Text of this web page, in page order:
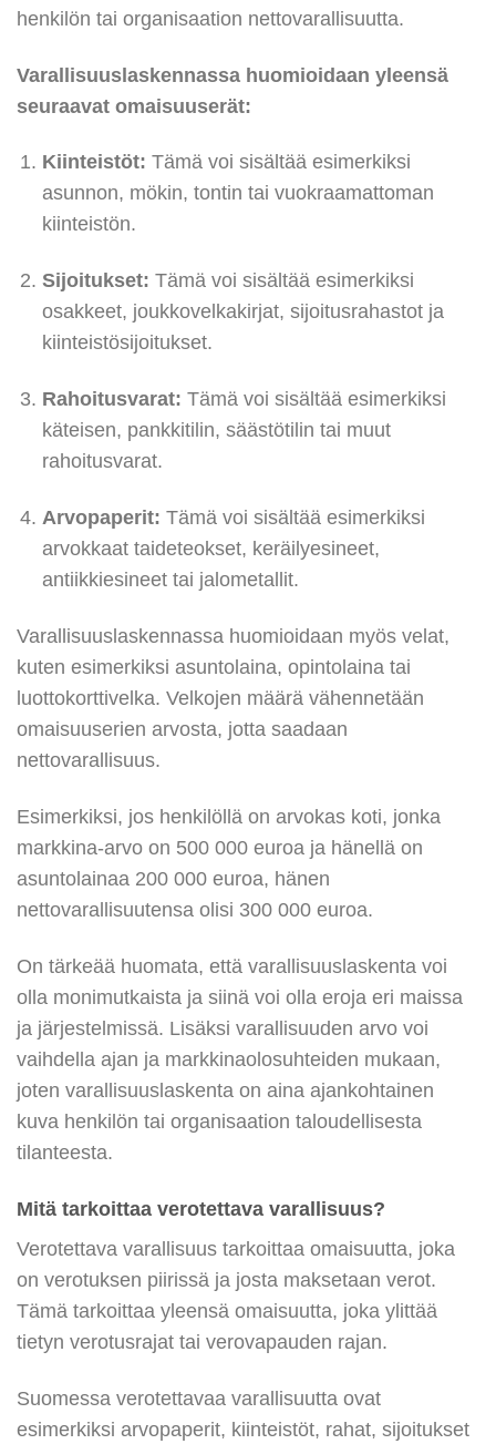
henkilön tai organisaation nettovarallisuutta.
Varallisuuslaskennassa huomioidaan yleensä
seuraavat omaisuuserät:
Kiinteistöt: Tämä voi sisältää esimerkiksi
asunnon, mökin, tontin tai vuokraamattoman
kiinteistön.
Sijoitukset: Tämä voi sisältää esimerkiksi
osakkeet, joukkovelkakirjat, sijoitusrahastot ja
kiinteistösijoitukset.
Rahoitusvarat: Tämä voi sisältää esimerkiksi
käteisen, pankkitilin, säästötilin tai muut
rahoitusvarat.
Arvopaperit: Tämä voi sisältää esimerkiksi
arvokkaat taideteokset, keräilyesineet,
antiikkiesineet tai jalometallit.
Varallisuuslaskennassa huomioidaan myös velat,
kuten esimerkiksi asuntolaina, opintolaina tai
luottokorttivelka. Velkojen määrä vähennetään
omaisuuserien arvosta, jotta saadaan
nettovarallisuus.
Esimerkiksi, jos henkilöllä on arvokas koti, jonka
markkina-arvo on 500 000 euroa ja hänellä on
asuntolainaa 200 000 euroa, hänen
nettovarallisuutensa olisi 300 000 euroa.
On tärkeää huomata, että varallisuuslaskenta voi
olla monimutkaista ja siinä voi olla eroja eri maissa
ja järjestelmissä. Lisäksi varallisuuden arvo voi
vaihdella ajan ja markkinaolosuhteiden mukaan,
joten varallisuuslaskenta on aina ajankohtainen
kuva henkilön tai organisaation taloudellisesta
tilanteesta.
Mitä tarkoittaa verotettava varallisuus?
Verotettava varallisuus tarkoittaa omaisuutta, joka
on verotuksen piirissä ja josta maksetaan verot.
Tämä tarkoittaa yleensä omaisuutta, joka ylittää
tietyn verotusrajat tai verovapauden rajan.
Suomessa verotettavaa varallisuutta ovat
esimerkiksi arvopaperit, kiinteistöt, rahat, sijoitukset